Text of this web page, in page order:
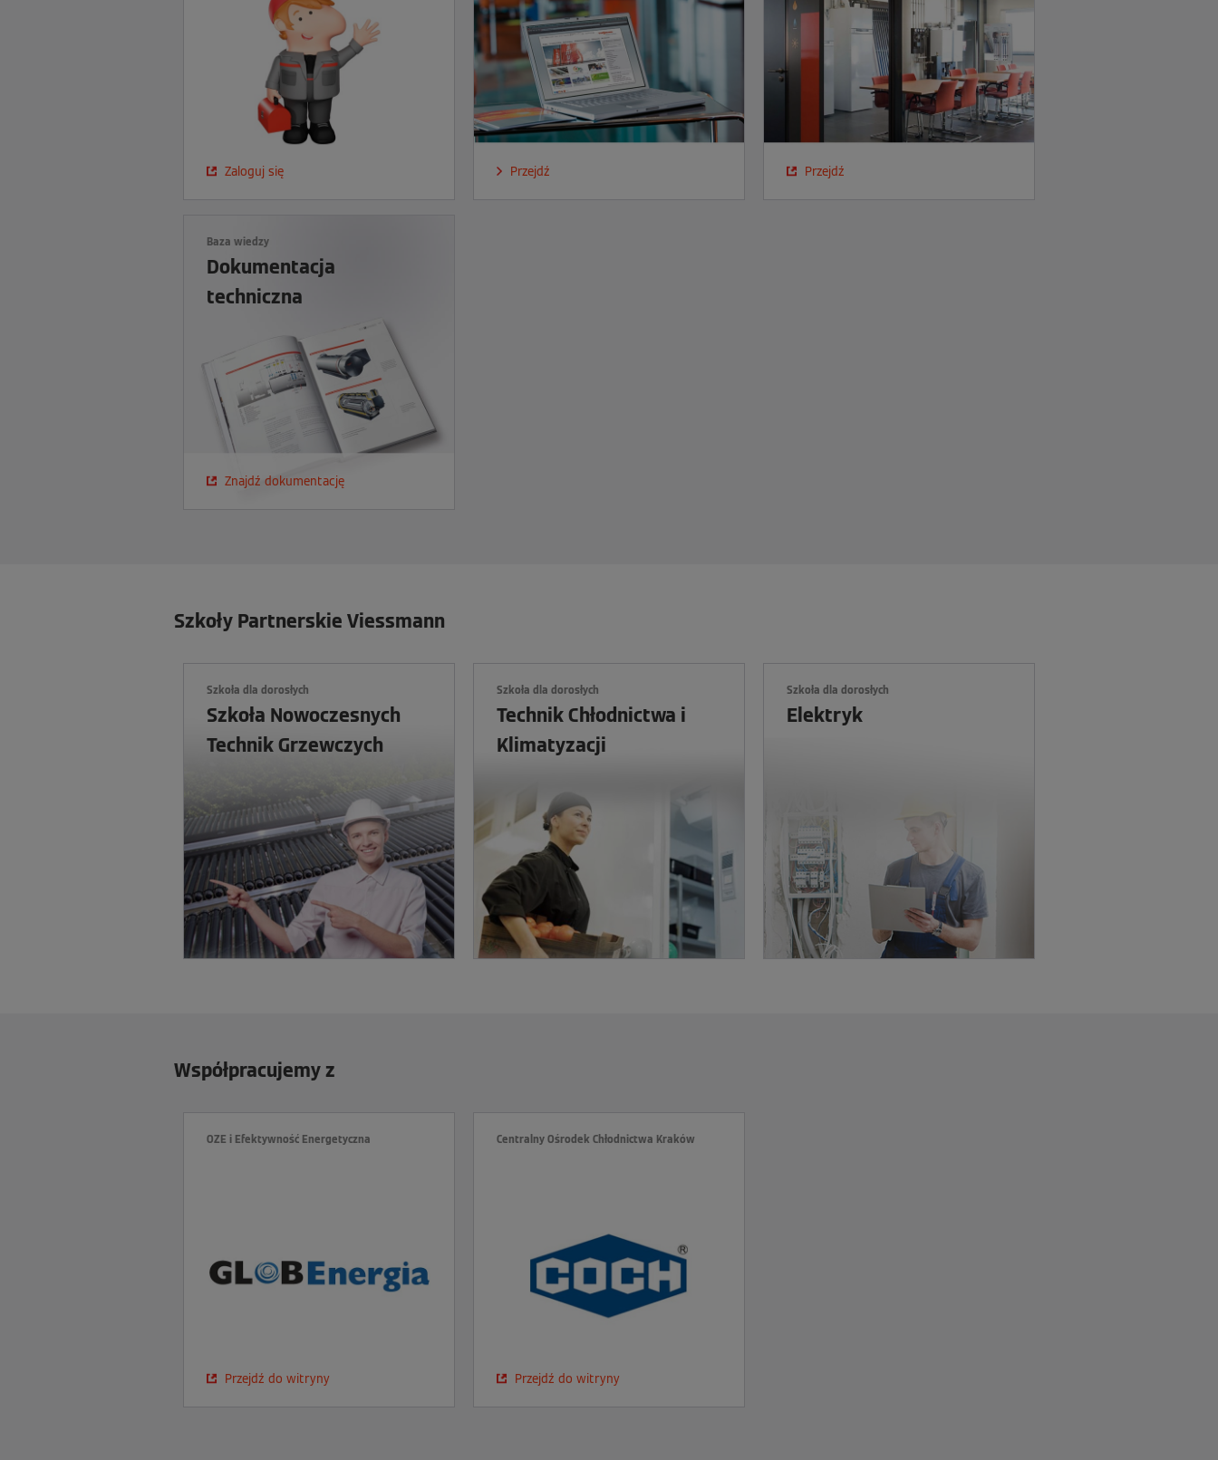
Zaloguj się Przejdź Przejdź
Baza wiedzy
Dokumentacja
techniczna
Znajdź dokumentację
Szkoły Partnerskie Viessmann
Szkoła dla dorosłych
Szkoła Nowoczesnych
Technik Grzewczych
Szkoła dla dorosłych
Technik Chłodnictwa i
Klimatyzacji
Szkoła dla dorosłych
Elektryk
Współpracujemy z
OZE i Efektywność Energetyczna
Przejdź do witryny
Centralny Ośrodek Chłodnictwa Kraków
Przejdź do witryny